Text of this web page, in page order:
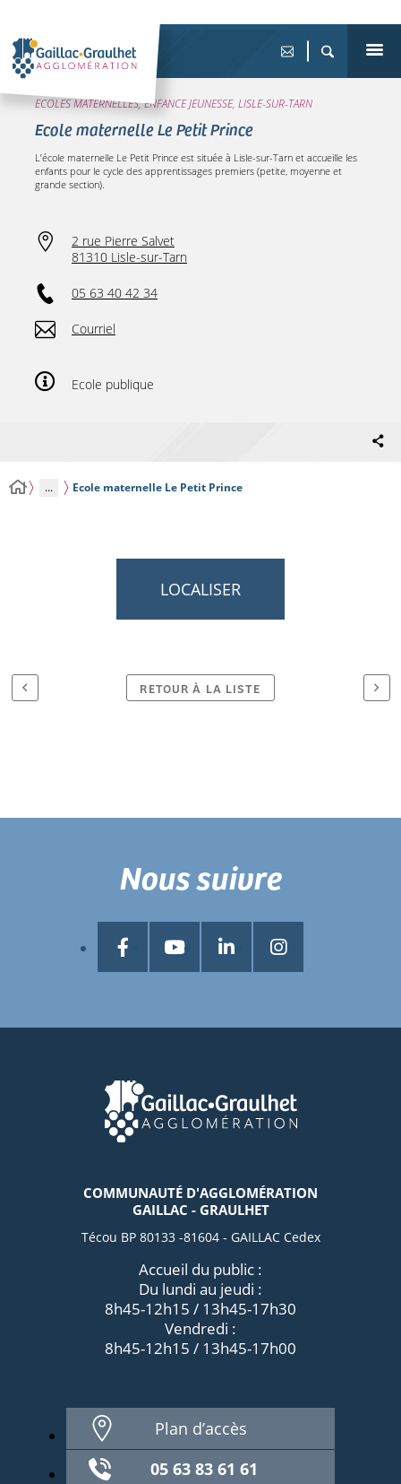
ECOLES MATERNELLES, ENFANCE JEUNESSE, LISLE-SUR-TARN
Ecole maternelle Le Petit Prince
L’école maternelle Le Petit Prince est située à Lisle-sur-Tarn et accueille les
enfants pour le cycle des apprentissages premiers (petite, moyenne et
grande section).
2 rue Pierre Salvet
81310 Lisle-sur-Tarn
05 63 40 42 34
Courriel
Ecole publique
... Ecole maternelle Le Petit Prince
LOCALISER
RETOUR À LA LISTE
COMMUNAUTÉ D'AGGLOMÉRATION
GAILLAC - GRAULHET
Técou BP 80133 -81604 - GAILLAC Cedex
Accueil du public :
Du lundi au jeudi :
8h45-12h15 / 13h45-17h30
Vendredi :
8h45-12h15 / 13h45-17h00
Plan d’accès
05 63 83 61 61
Nous suivre